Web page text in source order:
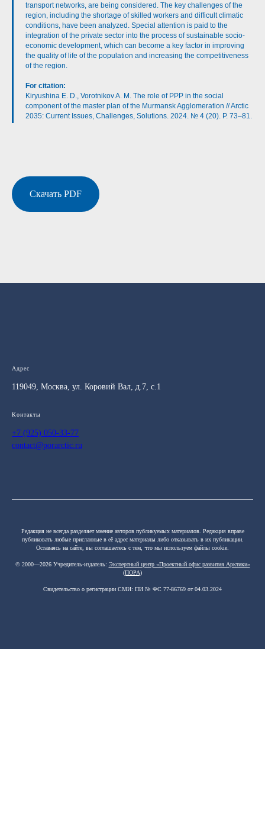
transport networks, are being considered. The key challenges of the
region, including the shortage of skilled workers and difficult climatic
conditions, have been analyzed. Special attention is paid to the
integration of the private sector into the process of sustainable socio-
economic development, which can become a key factor in improving
the quality of life of the population and increasing the competitiveness
of the region.
For citation:
Kiryushina E. D., Vorotnikov A. M. The role of PPP in the social
component of the master plan of the Murmansk Agglomeration // Arctic
2035: Current Issues, Challenges, Solutions. 2024. № 4 (20). P. 73–81.
Скачать PDF
Адрес
119049, Москва, ул. Коровий Вал, д.7, с.1
Контакты
+7 (925) 050-33-77
contact@porarctic.ru
Редакция не всегда разделяет мнение авторов публикуемых материалов. Редакция вправе
публиковать любые присланные в её адрес материалы либо отказывать в их публикации.
Оставаясь на сайте, вы соглашаетесь с тем, что мы используем файлы cookie.
© 2000—2026 Учредитель-издатель: Экспертный центр «Проектный офис развития Арктики»
(ПОРА)
Свидетельство о регистрации СМИ: ПИ № ФС 77-86769 от 04.03.2024